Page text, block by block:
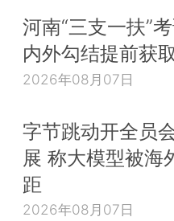
河南“三支一扶”
内外勾结提前获
2026年08月07日
字节跳动开全员
展 称大模型被海
距
2026年08月07日